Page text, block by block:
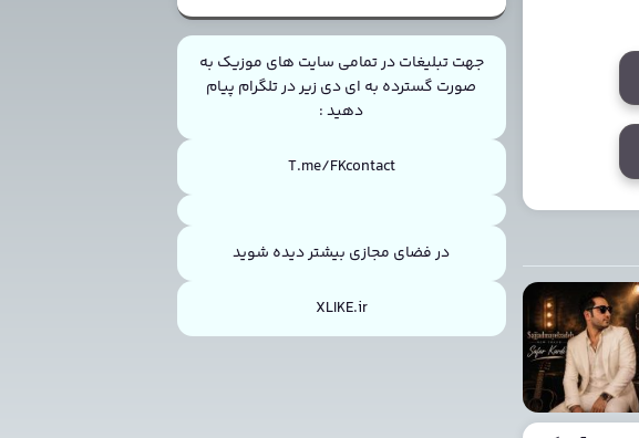
جهت تبلیغات در تمامی سایت های موزیک به
صورت گسترده به ای دی زیر در تلگرام پیام
دهید :
T.me/FKcontact
در فضای مجازی بیشتر دیده شوید
XLIKE.ir